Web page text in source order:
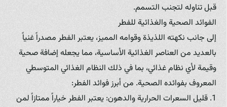
قبل تناوله لتجنب التسمم.
الفوائد الصحية والغذائية للفطر
إلى جانب نكهته اللذيذة وقوامه المميز، يعتبر الفطر مصدراً غنياً
بالعديد من العناصر الغذائية الأساسية، مما يجعله إضافة صحية
وقيمة لأي نظام غذائي، بما في ذلك النظام الغذائي المتوسطي
المعروف بفوائده الصحية. من أبرز فوائد الفطر:
1. قليل السعرات الحرارية والدهون: يعتبر الفطر خياراً ممتازاً لمن